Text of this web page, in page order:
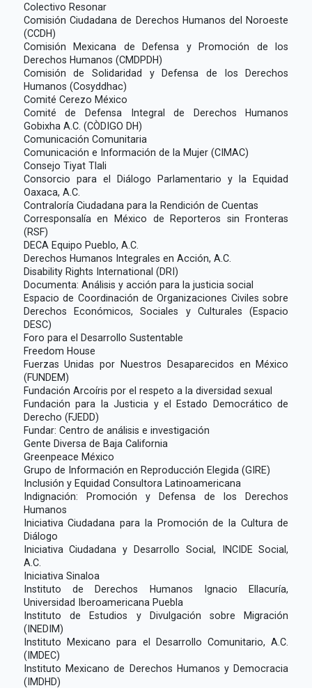
Colectivo Resonar
Comisión Ciudadana de Derechos Humanos del Noroeste
(CCDH)
Comisión Mexicana de Defensa y Promoción de los
Derechos Humanos (CMDPDH)
Comisión de Solidaridad y Defensa de los Derechos
Humanos (Cosyddhac)
Comité Cerezo México
Comité de Defensa Integral de Derechos Humanos
Gobixha A.C. (CÒDIGO DH)
Comunicación Comunitaria
Comunicación e Información de la Mujer (CIMAC)
Consejo Tiyat Tlali
Consorcio para el Diálogo Parlamentario y la Equidad
Oaxaca, A.C.
Contraloría Ciudadana para la Rendición de Cuentas
Corresponsalía en México de Reporteros sin Fronteras
(RSF)
DECA Equipo Pueblo, A.C.
Derechos Humanos Integrales en Acción, A.C.
Disability Rights International (DRI)
Documenta: Análisis y acción para la justicia social
Espacio de Coordinación de Organizaciones Civiles sobre
Derechos Económicos, Sociales y Culturales (Espacio
DESC)
Foro para el Desarrollo Sustentable
Freedom House
Fuerzas Unidas por Nuestros Desaparecidos en México
(FUNDEM)
Fundación Arcoíris por el respeto a la diversidad sexual
Fundación para la Justicia y el Estado Democrático de
Derecho (FJEDD)
Fundar: Centro de análisis e investigación
Gente Diversa de Baja California
Greenpeace México
Grupo de Información en Reproducción Elegida (GIRE)
Inclusión y Equidad Consultora Latinoamericana
Indignación: Promoción y Defensa de los Derechos
Humanos
Iniciativa Ciudadana para la Promoción de la Cultura de
Diálogo
Iniciativa Ciudadana y Desarrollo Social, INCIDE Social,
A.C.
Iniciativa Sinaloa
Instituto de Derechos Humanos Ignacio Ellacuría,
Universidad Iberoamericana Puebla
Instituto de Estudios y Divulgación sobre Migración
(INEDIM)
Instituto Mexicano para el Desarrollo Comunitario, A.C.
(IMDEC)
Instituto Mexicano de Derechos Humanos y Democracia
(IMDHD)